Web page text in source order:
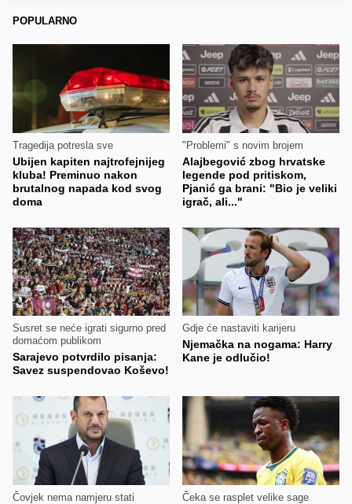
POPULARNO
Tragedija potresla sve
Ubijen kapiten najtrofejnijeg
kluba! Preminuo nakon
brutalnog napada kod svog
doma
"Problemi" s novim brojem
Alajbegović zbog hrvatske
legende pod pritiskom,
Pjanić ga brani: "Bio je veliki
igrač, ali..."
Susret se neće igrati sigurno pred
domaćom publikom
Sarajevo potvrdilo pisanja:
Savez suspendovao Koševo!
Gdje će nastaviti karijeru
Njemačka na nogama: Harry
Kane je odlučio!
Čovjek nema namjeru stati Čeka se rasplet velike sage